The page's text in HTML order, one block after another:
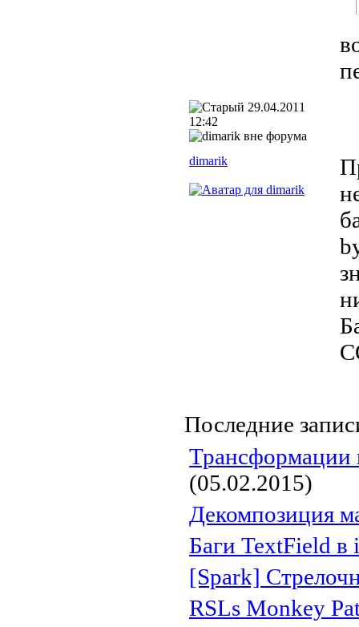
29.04.2011
12:42
dimarik
Последние
Трансформации
(05.02.2015)
Декомпозиция
Баги TextField в
[Spark]
RSLs Monkey